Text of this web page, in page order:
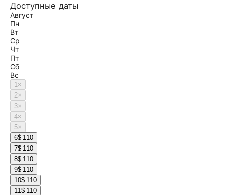
Доступные даты
Август
Пн
Вт
Ср
Чт
Пт
Сб
Вс
1×
2×
3×
4×
5×
6$ 110
7$ 110
8$ 110
9$ 110
10$ 110
11$ 110